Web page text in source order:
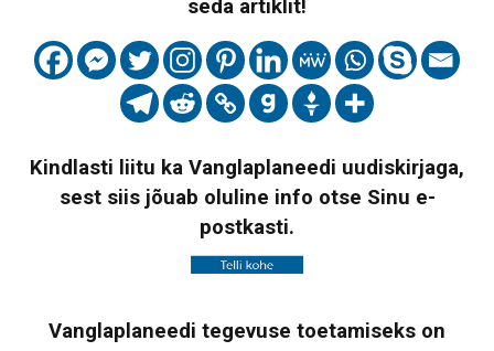
seda artiklit!
Kindlasti liitu ka Vanglaplaneedi uudiskirjaga,
sest siis jõuab oluline info otse Sinu e-
postkasti.
Vanglaplaneedi tegevuse toetamiseks on